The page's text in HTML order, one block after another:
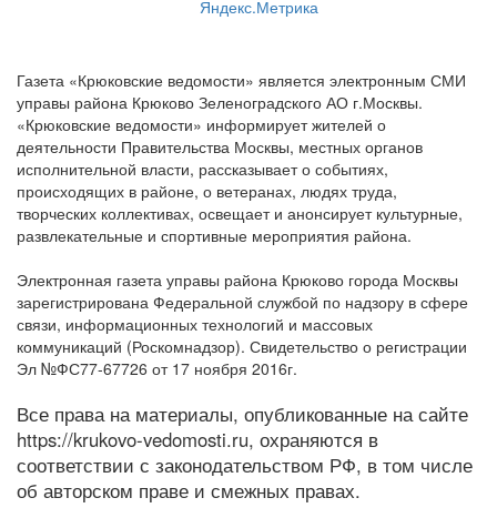
Газета «Крюковские ведомости» является электронным СМИ
управы района Крюково Зеленоградского АО г.Москвы.
«Крюковские ведомости» информирует жителей о
деятельности Правительства Москвы, местных органов
исполнительной власти, рассказывает о событиях,
происходящих в районе, о ветеранах, людях труда,
творческих коллективах, освещает и анонсирует культурные,
развлекательные и спортивные мероприятия района.
Электронная газета управы района Крюково города Москвы
зарегистрирована Федеральной службой по надзору в сфере
связи, информационных технологий и массовых
коммуникаций (Роскомнадзор). Свидетельство о регистрации
Эл №ФС77-67726 от 17 ноября 2016г.
Все права на материалы, опубликованные на сайте
https://krukovo-vedomosti.ru, охраняются в
соответствии с законодательством РФ, в том числе
об авторском праве и смежных правах.